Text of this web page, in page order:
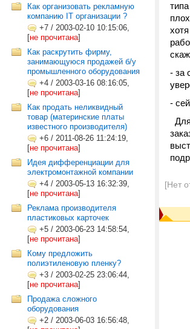
Как организовать рекламную
компанию IT организации ?
+7 / 2003-02-10 10:15:06,
[не прочитана]
Как раскрутить фирму,
занимающуюся продажей б/у
промышленного оборудования
+4 / 2003-03-16 08:16:05,
[не прочитана]
Как продать неликвидный
товар (материнские платы
известного производителя)
+6 / 2011-08-26 11:24:19,
[не прочитана]
Идея дифференциации для
электромонтажной компании
+4 / 2003-05-13 16:32:39,
[не прочитана]
Реклама производителя
пластиковых карточек
+5 / 2003-06-23 14:58:54,
[не прочитана]
Кому предложить
полиэтиленовую пленку?
+3 / 2003-02-25 23:06:44,
[не прочитана]
Продажа сложного
оборудования
+2 / 2003-06-03 16:56:48,
- за
-
[Нет